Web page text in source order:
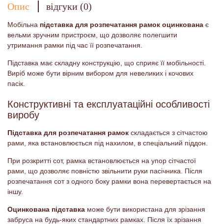
Опис відгуки (0)
Мобільна підставка для розпечатання рамок оцинкована є
вельми зручним пристроєм, що дозволяє полегшити
утримання рамки під час її розпечатання.
Підставка має складну конструкцію, що сприяє її мобільності.
Виріб може бути вірним вибором для невеликих і кочових
пасік.
Конструктивні та експлуатаційні особливості
виробу
Підставка для розпечатання рамок складається з сітчастою
рами, яка встановлюється під нахилом, в спеціальний піддон.
При розкритті сот, рамка встановлюється на упор сітчастої
рами, що дозволяє повністю звільнити руки пасічника. Після
розпечатання сот з одного боку рамки вона перевертається на
іншу.
Оцинкована підставка може бути використана для зрізання
забруса на будь-яких стандартних рамках. Після їх зрізання